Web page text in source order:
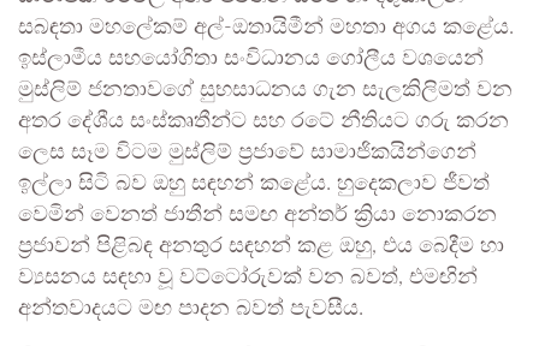
සබඳතා මහලේකම් අල්-ඔතායිමීන් මහතා අගය කළේය.
ඉස්ලාමීය සහයෝගිතා සංවිධානය ගෝලීය වශයෙන්
මුස්ලිම් ජනතාවගේ සුභසාධනය ගැන සැලකිලිමත් වන
අතර දේශීය සංස්කෘතීන්ට සහ රටේ නීතියට ගරු කරන
ලෙස සෑම විටම මුස්ලිම් ප්‍රජාවේ සාමාජිකයින්ගෙන්
ඉල්ලා සිටි බව ඔහු සඳහන් කළේය. හුදෙකලාව ජීවත්
වෙමින් වෙනත් ජාතීන් සමඟ අන්තර් ක්‍රියා නොකරන
ප්‍රජාවන් පිළිබඳ අනතුර සඳහන් කළ ඔහු, එය බෙදීම හා
ව්‍යසනය සඳහා වූ වට්ටෝරුවක් වන බවත්, එමඟින්
අන්තවාදයට මඟ පාදන බවත් පැවසීය.